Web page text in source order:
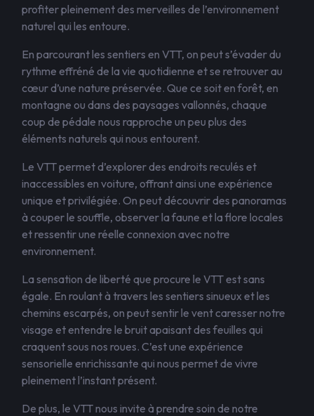
profiter pleinement des merveilles de l’environnement
naturel qui les entoure.
En parcourant les sentiers en VTT, on peut s’évader du
rythme effréné de la vie quotidienne et se retrouver au
cœur d’une nature préservée. Que ce soit en forêt, en
montagne ou dans des paysages vallonnés, chaque
coup de pédale nous rapproche un peu plus des
éléments naturels qui nous entourent.
Le VTT permet d’explorer des endroits reculés et
inaccessibles en voiture, offrant ainsi une expérience
unique et privilégiée. On peut découvrir des panoramas
à couper le souffle, observer la faune et la flore locales
et ressentir une réelle connexion avec notre
environnement.
La sensation de liberté que procure le VTT est sans
égale. En roulant à travers les sentiers sinueux et les
chemins escarpés, on peut sentir le vent caresser notre
visage et entendre le bruit apaisant des feuilles qui
craquent sous nos roues. C’est une expérience
sensorielle enrichissante qui nous permet de vivre
pleinement l’instant présent.
De plus, le VTT nous invite à prendre soin de notre